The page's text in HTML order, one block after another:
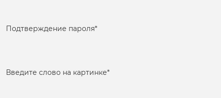
Подтверждение пароля*
Введите слово на картинке*